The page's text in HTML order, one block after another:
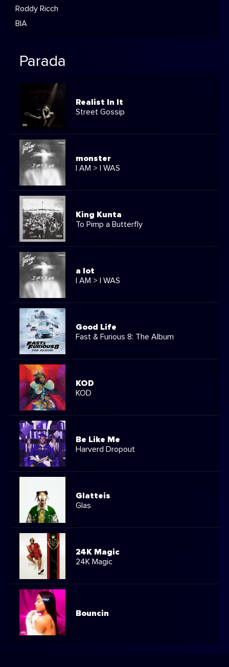
Roddy Ricch
BIA
Parada
Realist In It
Street Gossip
monster
I AM > I WAS
King Kunta
To Pimp a Butterfly
a lot
I AM > I WAS
Good Life
Fast & Furious 8: The Album
KOD
KOD
Be Like Me
Harverd Dropout
Glatteis
Glas
24K Magic
24K Magic
Bouncin